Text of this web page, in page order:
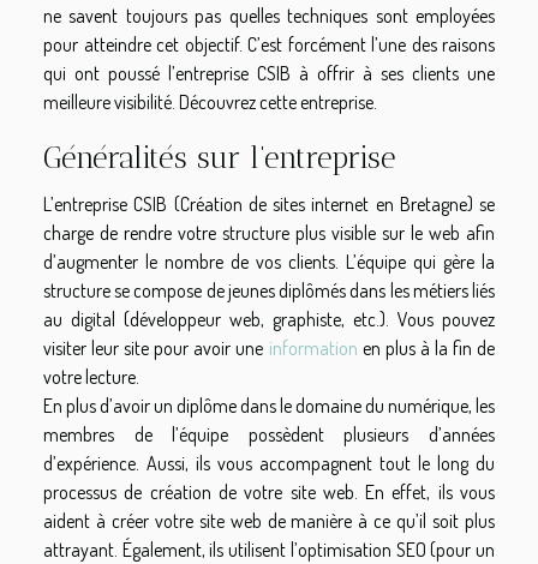
ne savent toujours pas quelles techniques sont employées
pour atteindre cet objectif. C’est forcément l’une des raisons
qui ont poussé l’entreprise CSIB à offrir à ses clients une
meilleure visibilité. Découvrez cette entreprise.
Généralités sur l’entreprise
L’entreprise CSIB (Création de sites internet en Bretagne) se
charge de rendre votre structure plus visible sur le web afin
d’augmenter le nombre de vos clients. L’équipe qui gère la
structure se compose de jeunes diplômés dans les métiers liés
au digital (développeur web, graphiste, etc.). Vous pouvez
visiter leur site pour avoir une information en plus à la fin de
votre lecture.
En plus d’avoir un diplôme dans le domaine du numérique, les
membres de l’équipe possèdent plusieurs d’années
d’expérience. Aussi, ils vous accompagnent tout le long du
processus de création de votre site web. En effet, ils vous
aident à créer votre site web de manière à ce qu’il soit plus
attrayant. Également, ils utilisent l’optimisation SEO (pour un